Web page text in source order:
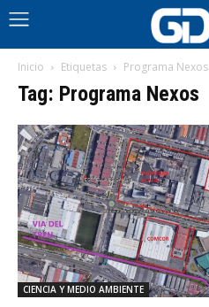
Inicio Etiquetas Programa Nexos
Tag: Programa Nexos
CIENCIA Y MEDIO AMBIENTE